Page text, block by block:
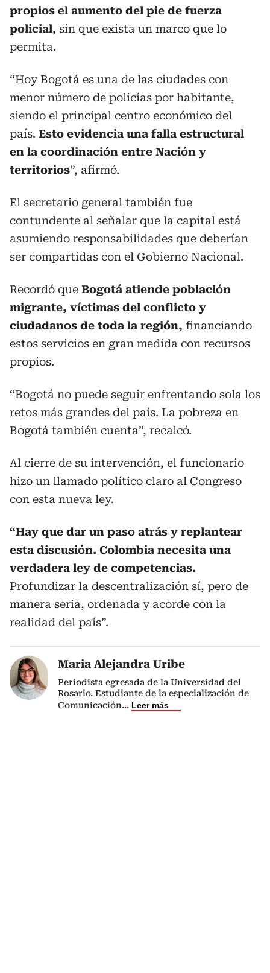
propios el aumento del pie de fuerza
policial, sin que exista un marco que lo
permita.
“Hoy Bogotá es una de las ciudades con
menor número de policías por habitante,
siendo el principal centro económico del
país. Esto evidencia una falla estructural
en la coordinación entre Nación y
territorios”, afirmó.
El secretario general también fue
contundente al señalar que la capital está
asumiendo responsabilidades que deberían
ser compartidas con el Gobierno Nacional.
Recordó que Bogotá atiende población
migrante, víctimas del conflicto y
ciudadanos de toda la región, financiando
estos servicios en gran medida con recursos
propios.
“Bogotá no puede seguir enfrentando sola los
retos más grandes del país. La pobreza en
Bogotá también cuenta”, recalcó.
Al cierre de su intervención, el funcionario
hizo un llamado político claro al Congreso
con esta nueva ley.
“Hay que dar un paso atrás y replantear
esta discusión. Colombia necesita una
verdadera ley de competencias.
Profundizar la descentralización sí, pero de
manera seria, ordenada y acorde con la
realidad del país”.
Maria Alejandra Uribe
Periodista egresada de la Universidad del
Rosario. Estudiante de la especialización de
Comunicación... Leer más